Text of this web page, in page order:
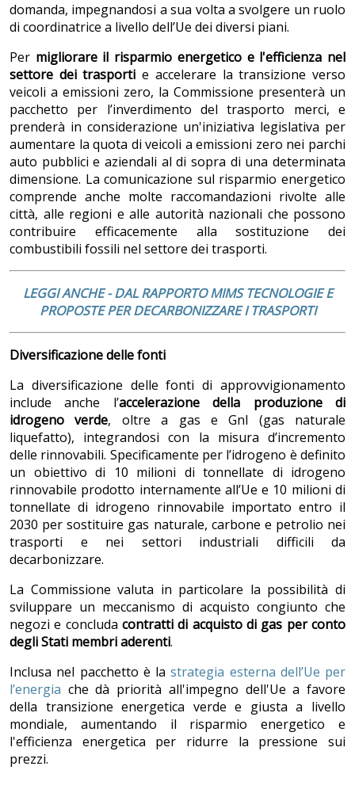
domanda, impegnandosi a sua volta a svolgere un ruolo
di coordinatrice a livello dell’Ue dei diversi piani.
Per migliorare il risparmio energetico e l'efficienza nel
settore dei trasporti e accelerare la transizione verso
veicoli a emissioni zero, la Commissione presenterà un
pacchetto per l’inverdimento del trasporto merci, e
prenderà in considerazione un'iniziativa legislativa per
aumentare la quota di veicoli a emissioni zero nei parchi
auto pubblici e aziendali al di sopra di una determinata
dimensione. La comunicazione sul risparmio energetico
comprende anche molte raccomandazioni rivolte alle
città, alle regioni e alle autorità nazionali che possono
contribuire efficacemente alla sostituzione dei
combustibili fossili nel settore dei trasporti.
LEGGI ANCHE - DAL RAPPORTO MIMS TECNOLOGIE E
PROPOSTE PER DECARBONIZZARE I TRASPORTI
Diversificazione delle fonti
La diversificazione delle fonti di approvvigionamento
include anche l’accelerazione della produzione di
idrogeno verde, oltre a gas e Gnl (gas naturale
liquefatto), integrandosi con la misura d’incremento
delle rinnovabili. Specificamente per l’idrogeno è definito
un obiettivo di 10 milioni di tonnellate di idrogeno
rinnovabile prodotto internamente all’Ue e 10 milioni di
tonnellate di idrogeno rinnovabile importato entro il
2030 per sostituire gas naturale, carbone e petrolio nei
trasporti e nei settori industriali difficili da
decarbonizzare.
La Commissione valuta in particolare la possibilità di
sviluppare un meccanismo di acquisto congiunto che
negozi e concluda contratti di acquisto di gas per conto
degli Stati membri aderenti.
Inclusa nel pacchetto è lastrategia esterna dell’Ue per
l’energia che dà priorità all'impegno dell'Ue a favore
della transizione energetica verde e giusta a livello
mondiale, aumentando il risparmio energetico e
l'efficienza energetica per ridurre la pressione sui
prezzi.